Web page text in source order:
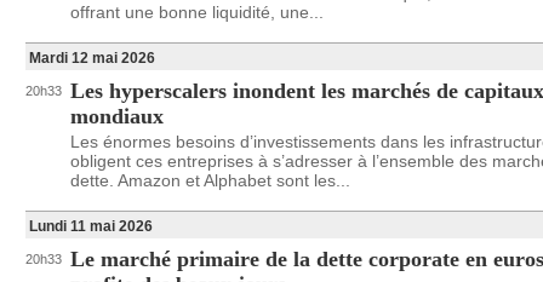
offrant une bonne liquidité, une...
Mardi 12 mai 2026
20h33 Les hyperscalers inondent les marchés de capitaux
mondiaux
Les énormes besoins d’investissements dans les
obligent ces entreprises à s’adresser à l’ensemble des
dette. Amazon et Alphabet sont les...
Lundi 11 mai 2026
20h33 Le marché primaire de la dette corporate en euros